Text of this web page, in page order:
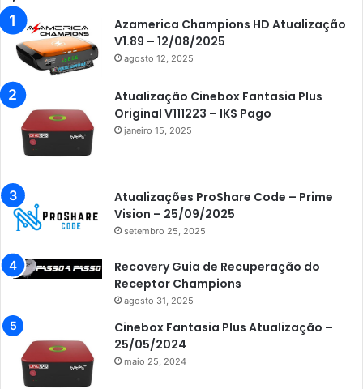
Azamerica Champions HD Atualização
V1.89 – 12/08/2025
agosto 12, 2025
Atualização Cinebox Fantasia Plus
Original V111223 – IKS Pago
janeiro 15, 2025
Atualizações ProShare Code – Prime
Vision – 25/09/2025
setembro 25, 2025
Recovery Guia de Recuperação do
Receptor Champions
agosto 31, 2025
Cinebox Fantasia Plus Atualização –
25/05/2024
maio 25, 2024